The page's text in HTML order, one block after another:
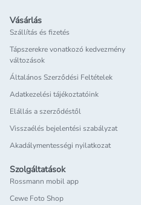
Vásárlás
Szállítás és fizetés
Tápszerekre vonatkozó kedvezmény
változások
Általános Szerződési Feltételek
Adatkezelési tájékoztatóink
Elállás a szerződéstől
Visszaélés bejelentési szabályzat
Akadálymentességi nyilatkozat
Szolgáltatások
Rossmann mobil app
Cewe Foto Shop